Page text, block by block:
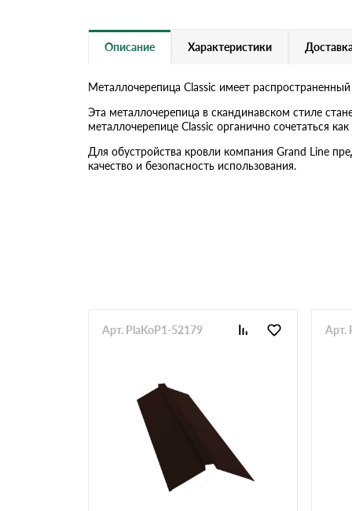
RAL 6002
RAL 6019 RAL 9003
RR 32 RR 11
Описание Характеристики
Металлочерепица Classic имеет
Эта металлочерепица в скандинавском стиле
металлочерепице Classic органично сочетаться
Для обустройства кровли компания Grand Line
качество и безопасность использования.
Арт. PlaKoP1-52179 Арт.